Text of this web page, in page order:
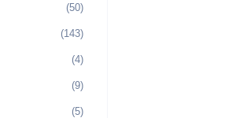
(50)
(143)
(4)
(9)
(5)